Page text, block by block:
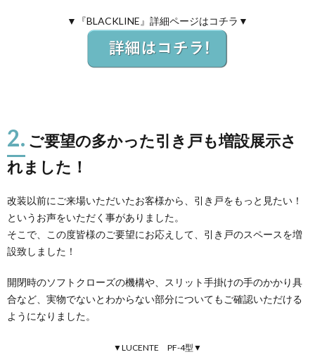
▼『BLACKLINE』詳細ページはコチラ▼
2. ご要望の多かった引き戸も増設展示さ
れました！
改装以前にご来場いただいたお客様から、引き戸をもっと見たい！
というお声をいただく事がありました。
そこで、この度皆様のご要望にお応えして、引き戸のスペースを増
設致しました！
開閉時のソフトクローズの機構や、スリット手掛けの手のかかり具
合など、実物でないとわからない部分についてもご確認いただける
ようになりました。
▼LUCENTE PF-4型▼